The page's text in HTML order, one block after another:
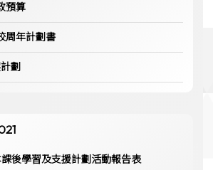
預算
周年計劃書
劃
後學習及支援計劃活動報告表